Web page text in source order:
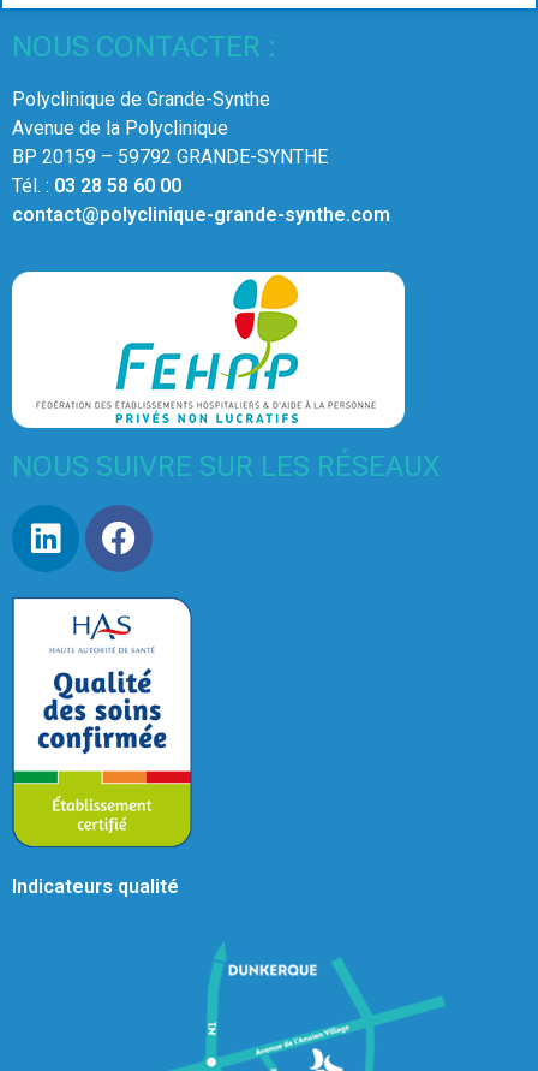
NOUS CONTACTER :
Polyclinique de Grande-Synthe
Avenue de la Polyclinique
BP 20159 – 59792 GRANDE-SYNTHE
Tél. : 03 28 58 60 00
contact@polyclinique-grande-synthe.com
NOUS SUIVRE SUR LES RÉSEAUX
Indicateurs qualité